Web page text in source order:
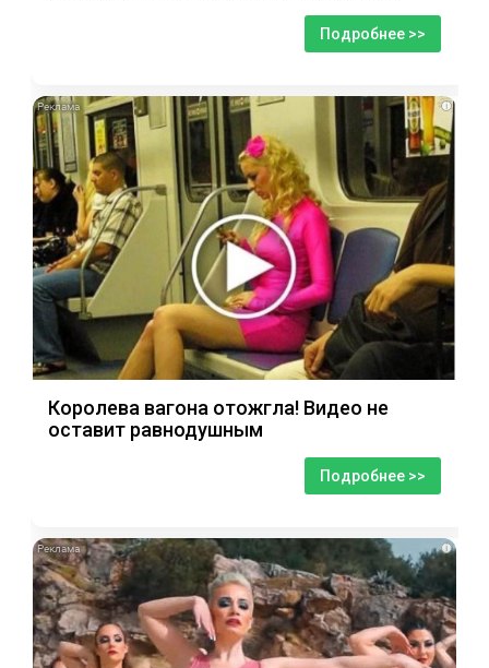
Подробнее >>
i
Королева вагона отожгла! Видео не
оставит равнодушным
Подробнее >>
i